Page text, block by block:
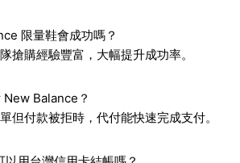
限量鞋會成功嗎？
搶購經驗豐富，大幅提升成功率。
New Balance？
但付款被拒時，代付能快速完成支付。